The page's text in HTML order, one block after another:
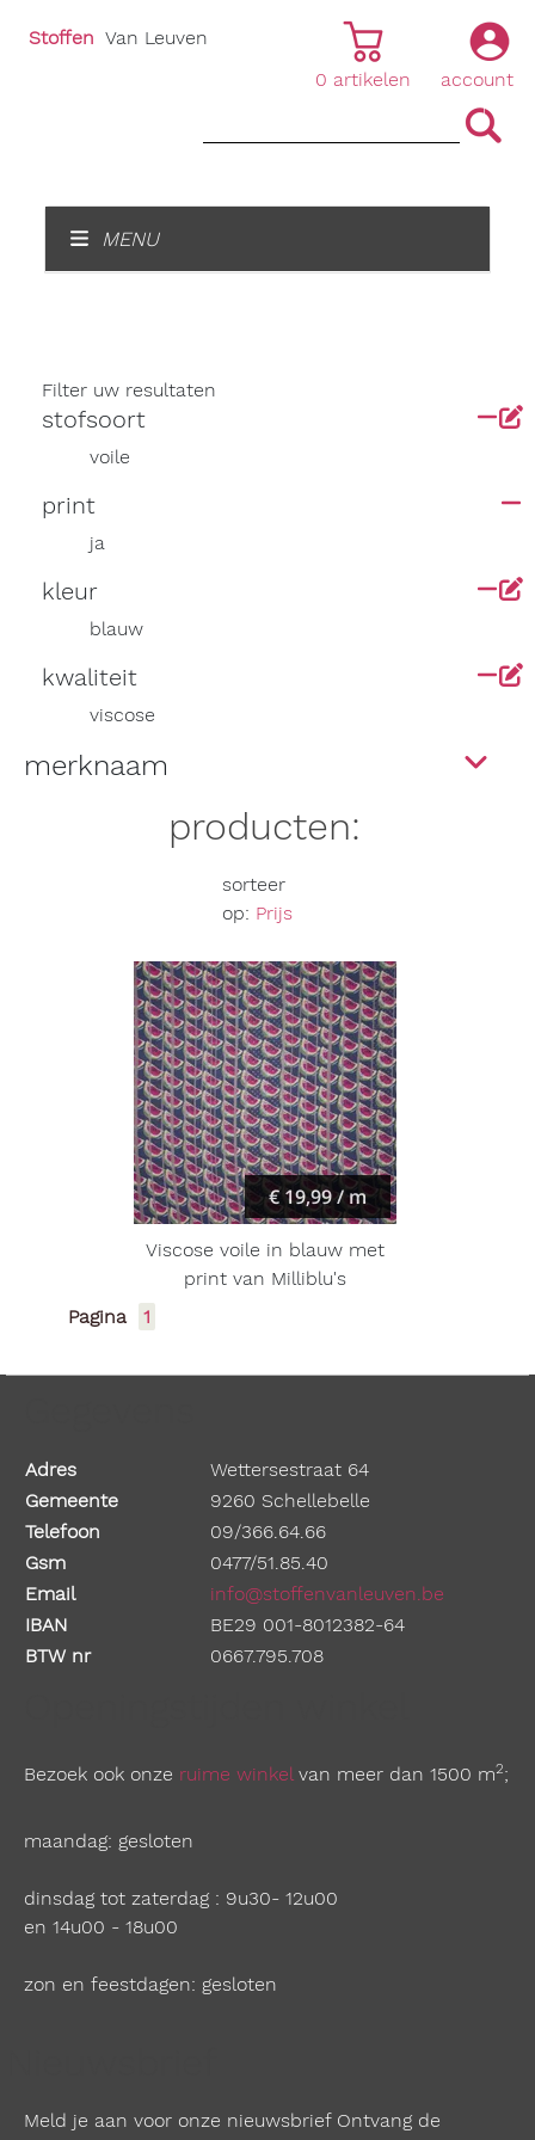
account
|
0 artikelen
Stoffen Van Leuven
MENU
Filter uw resultaten
stofsoort
voile
print
ja
kleur
blauw
kwaliteit
viscose
merknaam
producten:
sorteer
op: Prijs
€ 19,99 / m
Viscose voile in blauw met
print van Milliblu's
Pagina
1
Adres
Wettersestraat 64
Gemeente
9260 Schellebelle
Telefoon
09/366.64.66
Gsm
0477/51.85.40
Email
info@stoffenvanleuven.be
IBAN
BE29 001-8012382-64
BTW nr
0667.795.708
Bezoek ook onze ruime winkelvan meer dan 1500 m2;
maandag: gesloten
dinsdag tot zaterdag : 9u30- 12u00
en 14u00 - 18u00
zon en feestdagen: gesloten
Meld je aan voor onze nieuwsbrief Ontvang de